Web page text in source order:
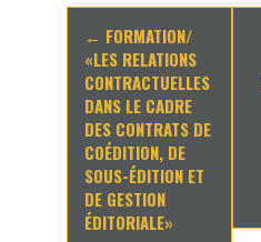
Navigation
d'article
← FORMATION/
«LES RELATIONS
CONTRACTUELLES
DANS LE CADRE
DES CONTRATS DE
COÉDITION, DE
SOUS-ÉDITION ET
DE GESTION
ÉDITORIALE»